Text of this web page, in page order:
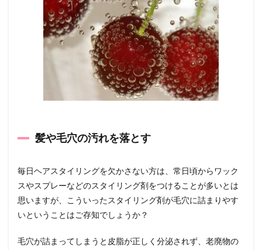
かり
とす
すぐ
4.4
ケア
炭酸
じ効
果が
あ
る？
5.1
水で
髪や毛穴の汚れを落とす
毎日ヘアスタイリングを欠かさない方は、常日頃からワック
スやスプレーなどのスタイリング剤をつけることが多いとは
思いますが、こういったスタイリング剤が毛穴に詰まりやす
いということはご存知でしょうか？
毛穴が詰まってしまうと皮脂が正しく分泌されず、老廃物の